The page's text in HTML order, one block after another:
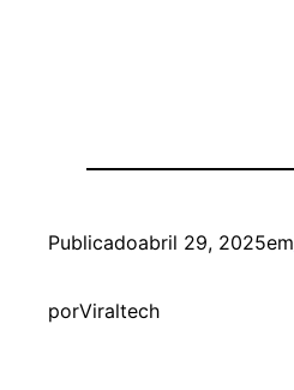
Publicadoabril 29, 2025em
porViraltech